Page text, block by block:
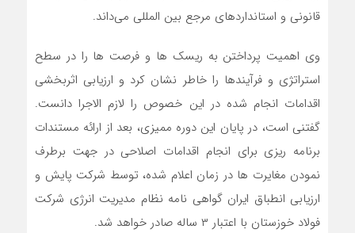
قانونی و استانداردهای مرجع بین المللی می‌داند.
وی اهمیت پرداختن به ریسک ها و فرصت ها را در سطح
استراتژی و فرآیندها را خاطر نشان کرد و ارزیابی اثربخشی
اقدامات انجام شده در این خصوص را لازم الاجرا دانست.
گفتنی است، در پایان این دوره ممیزی، بعد از ارائه مستندات
برنامه ریزی برای انجام اقدامات اصلاحی در جهت برطرف
نمودن مغایرت ها در زمان اعلام شده، توسط شرکت پایش و
ارزیابی انطباق ایران گواهی نامه نظام مدیریت انرژی شرکت
فولاد خوزستان با اعتبار ۳ ساله صادر خواهد شد.